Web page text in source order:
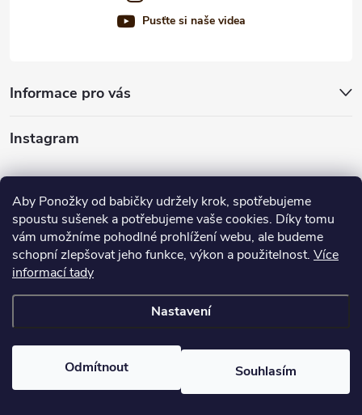
Aby Ponožky od babičky udržely krok, spotřebujeme
spoustu sušenek a potřebujeme vaše cookies. Díky tomu
vám umožníme pohodlné prohlížení webu, ale budeme
schopní zlepšovat jeho funkce, výkon a použitelnost. Více
informací tady
Nastavení
Odmítnout Souhlasím
Pusťte si naše videa
Informace pro vás
Instagram
Nabízíme vám
Ponožky od babičky. Všechna práva vyhrazena.